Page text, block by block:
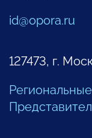
id@opora.ru
127473, г.